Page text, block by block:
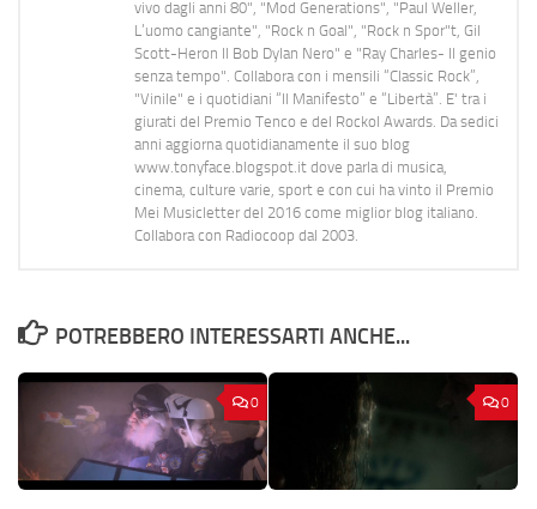
vivo dagli anni 80", "Mod Generations", "Paul Weller,
L’uomo cangiante", "Rock n Goal", "Rock n Spor"t, Gil
Scott-Heron Il Bob Dylan Nero" e "Ray Charles- Il genio
senza tempo". Collabora con i mensili “Classic Rock”,
"Vinile" e i quotidiani “Il Manifesto” e “Libertà”. E' tra i
giurati del Premio Tenco e del Rockol Awards. Da sedici
anni aggiorna quotidianamente il suo blog
www.tonyface.blogspot.it dove parla di musica,
cinema, culture varie, sport e con cui ha vinto il Premio
Mei Musicletter del 2016 come miglior blog italiano.
Collabora con Radiocoop dal 2003.
POTREBBERO INTERESSARTI ANCHE...
0 0